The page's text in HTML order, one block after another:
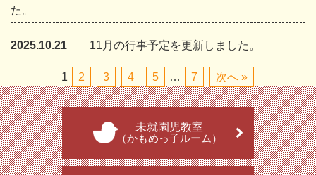
た。
2025.10.21 11月の行事予定を更新しました。
1 2 3 4 5 … 7 次へ »
未就園児教室
（かもめっ子ルーム）